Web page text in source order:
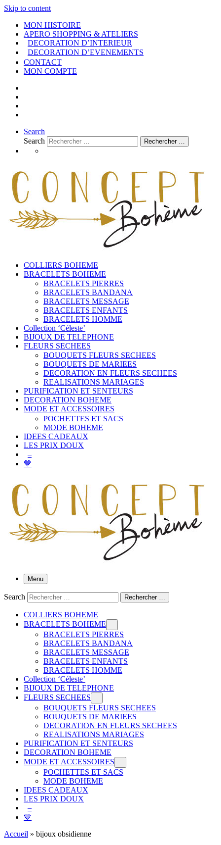
Skip to content
MON HISTOIRE
APERO SHOPPING & ATELIERS
DECORATION D’INTERIEUR
DECORATION D’EVENEMENTS
CONTACT
MON COMPTE
Search
Search
Rechercher …
COLLIERS BOHEME
BRACELETS BOHEME
BRACELETS PIERRES
BRACELETS BANDANA
BRACELETS MESSAGE
BRACELETS ENFANTS
BRACELETS HOMME
Collection ‘Céleste’
BIJOUX DE TELEPHONE
FLEURS SECHEES
BOUQUETS FLEURS SECHEES
BOUQUETS DE MARIEES
DECORATION EN FLEURS SECHEES
REALISATIONS MARIAGES
PURIFICATION ET SENTEURS
DECORATION BOHEME
MODE ET ACCESSOIRES
POCHETTES ET SACS
MODE BOHEME
IDEES CADEAUX
LES PRIX DOUX
–
🤎
Menu
Search Rechercher …
COLLIERS BOHEME
BRACELETS BOHEME
BRACELETS PIERRES
BRACELETS BANDANA
BRACELETS MESSAGE
BRACELETS ENFANTS
BRACELETS HOMME
Collection ‘Céleste’
BIJOUX DE TELEPHONE
FLEURS SECHEES
BOUQUETS FLEURS SECHEES
BOUQUETS DE MARIEES
DECORATION EN FLEURS SECHEES
REALISATIONS MARIAGES
PURIFICATION ET SENTEURS
DECORATION BOHEME
MODE ET ACCESSOIRES
POCHETTES ET SACS
MODE BOHEME
IDEES CADEAUX
LES PRIX DOUX
–
🤎
Accueil » bijoux obsidienne